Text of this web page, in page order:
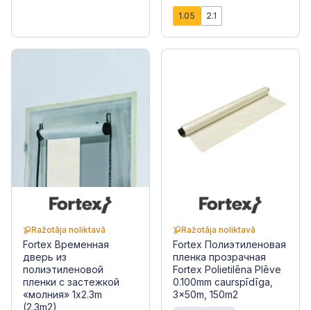
1.05 2.1
Ražotāja noliktavā
Fortex Временная
дверь из
полиэтиленовой
пленки с застежкой
«молния» 1x2.3m
(2.3m2)
Ražotāja noliktavā
Fortex Полиэтиленовая
пленка прозрачная
Fortex Polietilēna Plēve
0.100mm caurspīdīga,
3x50m, 150m2